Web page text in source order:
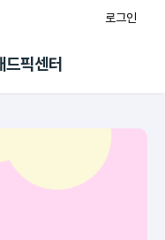
로그인
드픽센터
버십 센터
이도메인